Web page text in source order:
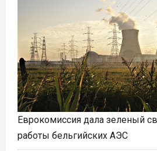
Еврокомиссия дала зеленый
работы бельгийских АЭС